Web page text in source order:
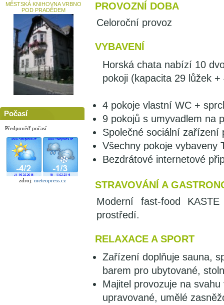
MĚSTSKÁ KNIHOVNA VRBNO
POD PRADĚDEM
Počasí
Předpověď počasí
zdroj: meteopress.cz
PROVOZNÍ DOBA
Celoroční provoz
VYBAVENÍ
Horská chata nabízí 10
pokoji (kapacita 29 lůžek
4 pokoje vlastní WC +
9 pokojů s umyvadlem na
Společné sociální zařízení
Všechny pokoje vybaveny
Bezdrátové internetové
STRAVOVÁNÍ A
Moderní fast-food
prostředí.
RELAXACE A SPORT
Zařízení doplňuje sauna,
barem pro ubytované,
Majitel provozuje na
upravované, umělé